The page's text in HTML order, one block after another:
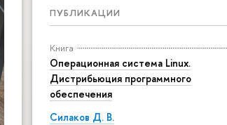
ПУБЛИКАЦИИ
Книга
Операционная система Linux.
Дистрибьюция программного
обеспечения
Силаков Д. В.